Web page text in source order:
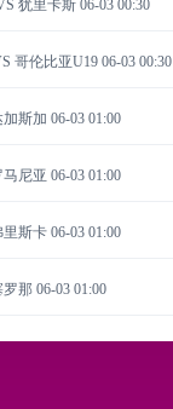
犹里卡斯 06-03 00:30
哥伦比亚U19 06-03 00:30
加斯加 06-03 01:00
马尼亚 06-03 01:00
里斯卡 06-03 01:00
罗那 06-03 01:00